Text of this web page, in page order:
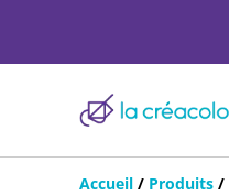
Accueil / Produits /